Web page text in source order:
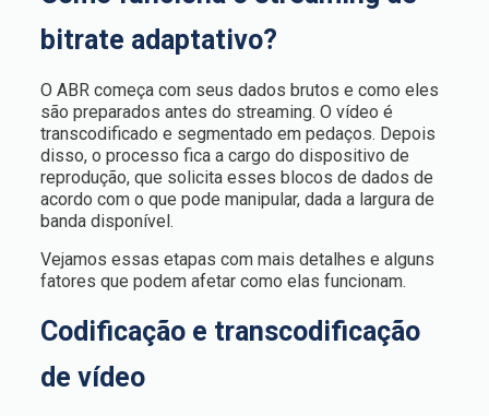
bitrate adaptativo?
O ABR começa com seus dados brutos e como eles
são preparados antes do streaming. O vídeo é
transcodificado e segmentado em pedaços. Depois
disso, o processo fica a cargo do dispositivo de
reprodução, que solicita esses blocos de dados de
acordo com o que pode manipular, dada a largura de
banda disponível.
Vejamos essas etapas com mais detalhes e alguns
fatores que podem afetar como elas funcionam.
Codificação e transcodificação
de vídeo